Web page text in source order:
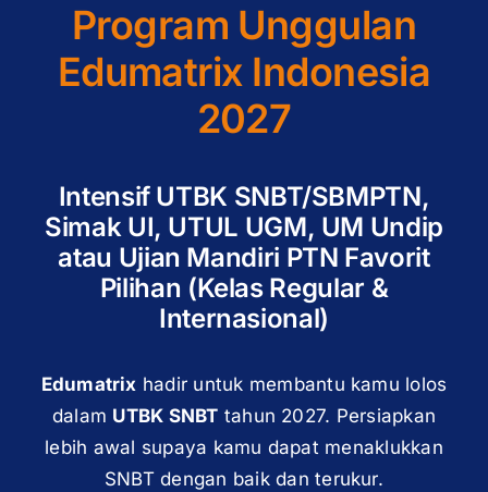
Program Unggulan
Edumatrix Indonesia
2027
Intensif UTBK SNBT/SBMPTN,
Simak UI, UTUL UGM, UM Undip
atau Ujian Mandiri PTN Favorit
Pilihan (Kelas Regular &
Internasional)
Edumatrix hadir untuk membantu kamu lolos
dalam UTBK SNBT tahun 2027. Persiapkan
lebih awal supaya kamu dapat menaklukkan
SNBT dengan baik dan terukur.